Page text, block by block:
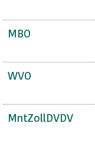
MBO
WVO
MntZollDVDV